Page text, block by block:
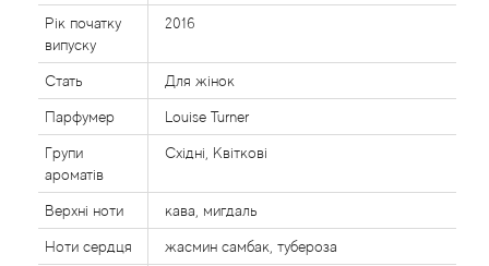
Рік початку
випуску
2016
Стать Для жінок
Парфумер Louise Turner
Групи
ароматів
Східні, Квіткові
Верхні ноти кава, мигдаль
Ноти сердця жасмин самбак, тубероза
Agatha Ruiz de la Prada
Agent Provocateur
Agonist
Aigner
Aj Arabia (Widian)